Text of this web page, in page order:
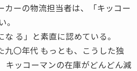
カーの物流担当者は、「キッコー
る」と素直に認めている。
九〇年代 もっとも、こうした独
キッコーマンの在庫がどんどん減